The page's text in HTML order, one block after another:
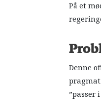
På et
Denne
”passer